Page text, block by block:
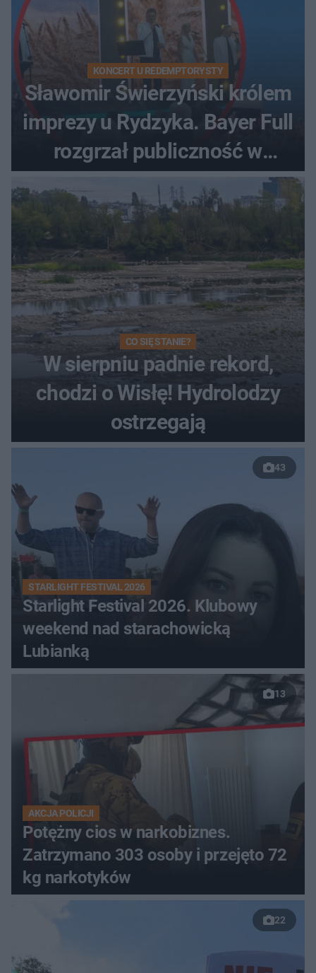
KONCERT U REDEMPTORYSTY
Sławomir Świerzyński królem
imprezy u Rydzyka. Bayer Full
rozgrzał publiczność w
Toruniu
CO SIĘ STANIE?
W sierpniu padnie rekord,
chodzi o Wisłę! Hydrolodzy
ostrzegają
43
STARLIGHT FESTIVAL 2026
Starlight Festival 2026. Klubowy
weekend nad starachowicką
Lubianką
13
AKCJA POLICJI
Potężny cios w narkobiznes.
Zatrzymano 303 osoby i przejęto 72
kg narkotyków
22